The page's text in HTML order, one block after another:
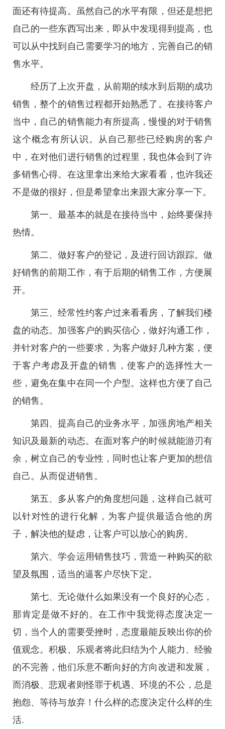
面还有待提高。虽然自己的水平有限，但还是想把
自己的一些东西写出来，即从中发现得到提高，也
可以从中找到自己需要学习的地方，完善自己的销
售水平。
经历了上次开盘，从前期的续水到后期的成功
销售，整个的销售过程都开始熟悉了。在接待客户
当中，自己的销售能力有所提高，慢慢的对于销售
这个概念有所认识。从自己那些已经购房的客户
中，在对他们进行销售的过程里，我也体会到了许
多销售心得。在这里拿出来给大家看看，也许我还
不是做的很好，但是希望拿出来跟大家分享一下。
第一、最基本的就是在接待当中，始终要保持
热情。
第二、做好客户的登记，及进行回访跟踪。做
好销售的前期工作，有于后期的销售工作，方便展
开。
第三、经常性约客户过来看看房，了解我们楼
盘的动态。加强客户的购买信心，做好沟通工作，
并针对客户的一些要求，为客户做好几种方案，便
于客户考虑及开盘的销售，使客户的选择性大一
些，避免在集中在同一个户型。这样也方便了自己
的销售。
第四、提高自己的业务水平，加强房地产相关
知识及最新的动态。在面对客户的时候就能游刃有
余，树立自己的专业性，同时也让客户更加的想信
自己。从而促进销售。
第五、多从客户的角度想问题，这样自己就可
以针对性的进行化解，为客户提供最适合他的房
子，解决他的疑虑，让客户可以放心的购房。
第六、学会运用销售技巧，营造一种购买的欲
望及氛围，适当的逼客户尽快下定。
第七、无论做什么如果没有一个良好的心态，
那肯定是做不好的。在工作中我觉得态度决定一
切，当个人的需要受挫时，态度最能反映出你的价
值观念。积极、乐观者将此归结为个人能力、经验
的不完善，他们乐意不断向好的方向改进和发展，
而消极、悲观者则怪罪于机遇、环境的不公，总是
抱怨、等待与放弃！什么样的态度决定什么样的生
活.